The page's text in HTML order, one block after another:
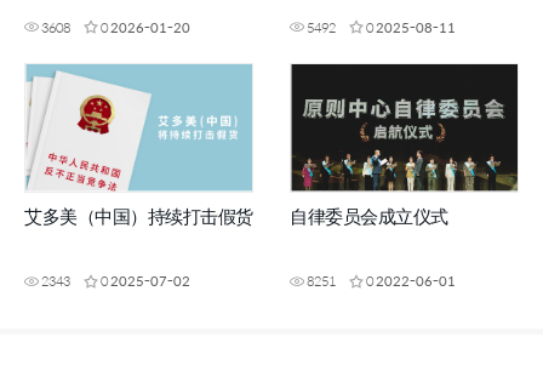
3608 02026-01-20 5492 02025-08-11
艾多美（中国）持续打击假货
2343 02025-07-02
自律委员会成立仪式
8251 02022-06-01